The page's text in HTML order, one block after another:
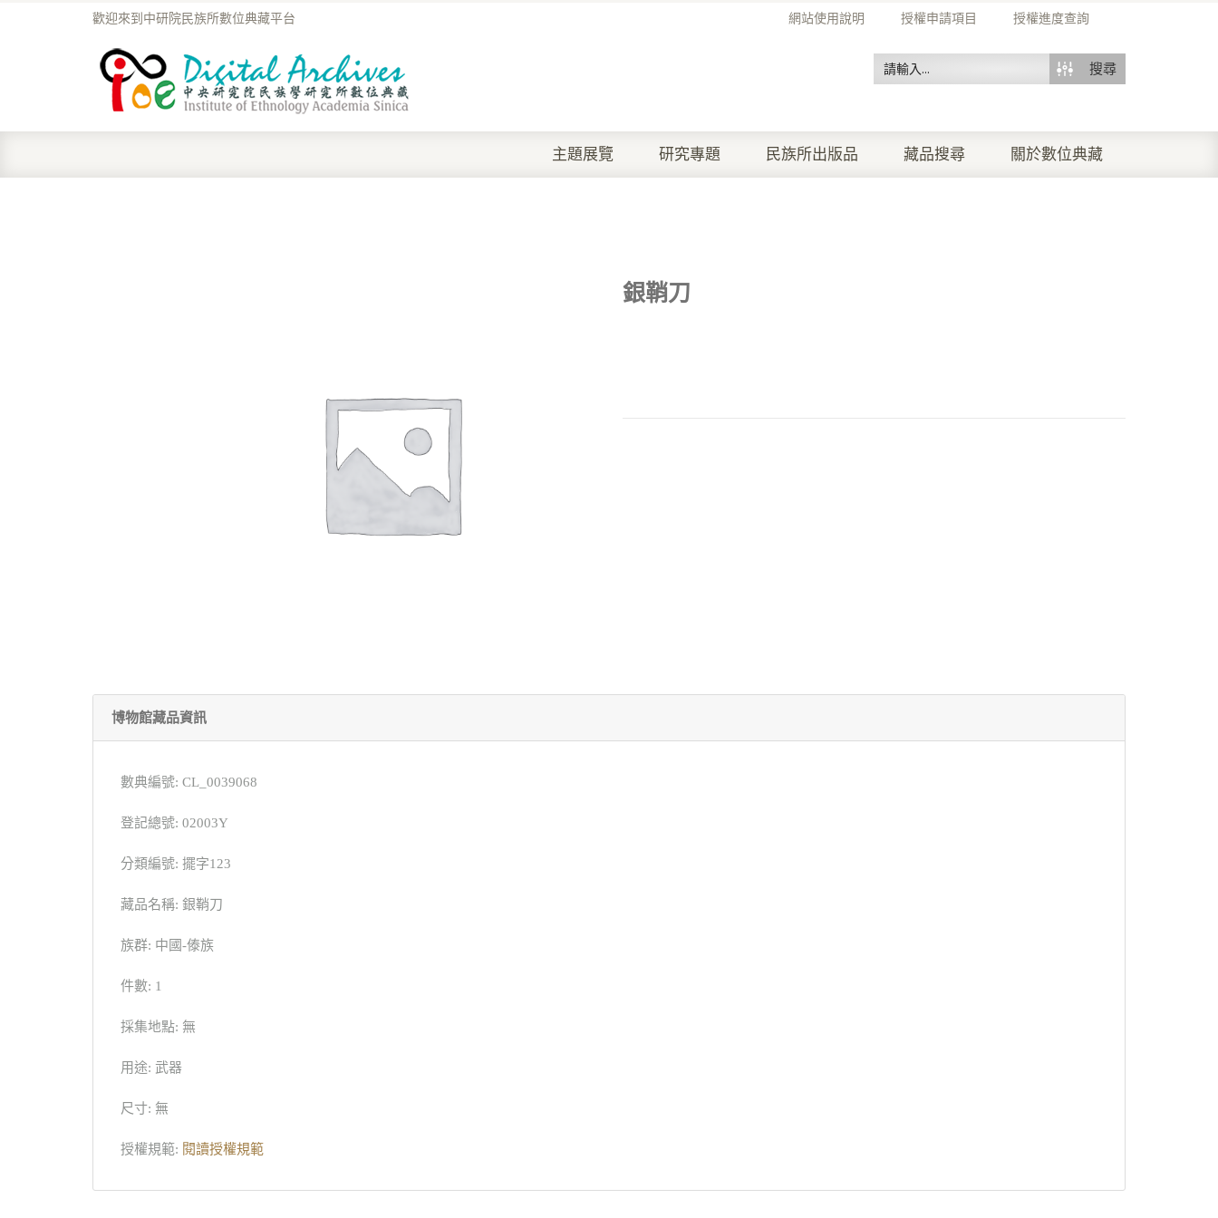
網站使用說明 授權申請項目 授權進度查詢
歡迎來到中研院民族所數位典藏平台
搜尋
主題展覽 研究專題 民族所出版品 藏品搜尋 關於數位典藏
銀鞘刀
博物館藏品資訊
數典編號: CL_0039068
登記總號: 02003Y
分類編號: 擺字123
藏品名稱: 銀鞘刀
族群: 中國-傣族
件數: 1
採集地點: 無
用途: 武器
尺寸: 無
授權規範: 閱讀授權規範